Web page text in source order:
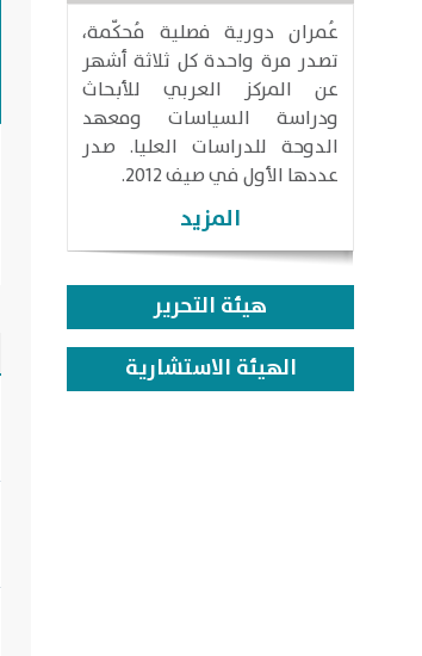
عُمران دورية فصلية مُحكّمة،
تصدر مرة واحدة كل ثلاثة أشهر
عن المركز العربي للأبحاث
ودراسة السياسات ومعهد
الدوحة للدراسات العليا. صدر
عددها الأول في صيف 2012.
المزيد
هيئة التحرير
الهيئة الاستشارية